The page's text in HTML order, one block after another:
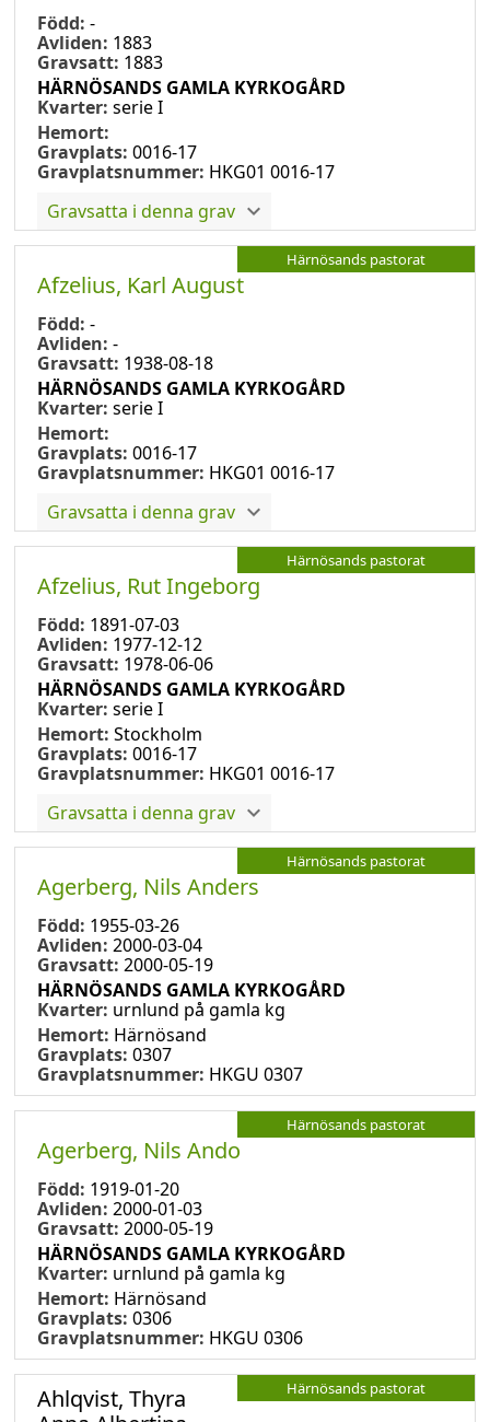
Född: -
Avliden: 1883
Gravsatt: 1883
HÄRNÖSANDS GAMLA KYRKOGÅRD
Kvarter: serie I
Hemort:
Gravplats: 0016-17
Gravplatsnummer: HKG01 0016-17
Gravsatta i denna grav
Härnösands pastorat
Afzelius, Karl August
Född: -
Avliden: -
Gravsatt: 1938-08-18
HÄRNÖSANDS GAMLA KYRKOGÅRD
Kvarter: serie I
Hemort:
Gravplats: 0016-17
Gravplatsnummer: HKG01 0016-17
Gravsatta i denna grav
Härnösands pastorat
Afzelius, Rut Ingeborg
Född: 1891-07-03
Avliden: 1977-12-12
Gravsatt: 1978-06-06
HÄRNÖSANDS GAMLA KYRKOGÅRD
Kvarter: serie I
Hemort: Stockholm
Gravplats: 0016-17
Gravplatsnummer: HKG01 0016-17
Gravsatta i denna grav
Härnösands pastorat
Agerberg, Nils Anders
Född: 1955-03-26
Avliden: 2000-03-04
Gravsatt: 2000-05-19
HÄRNÖSANDS GAMLA KYRKOGÅRD
Kvarter: urnlund på gamla kg
Hemort: Härnösand
Gravplats: 0307
Gravplatsnummer: HKGU 0307
Härnösands pastorat
Agerberg, Nils Ando
Född: 1919-01-20
Avliden: 2000-01-03
Gravsatt: 2000-05-19
HÄRNÖSANDS GAMLA KYRKOGÅRD
Kvarter: urnlund på gamla kg
Hemort: Härnösand
Gravplats: 0306
Gravplatsnummer: HKGU 0306
Härnösands pastorat
Ahlqvist, Thyra